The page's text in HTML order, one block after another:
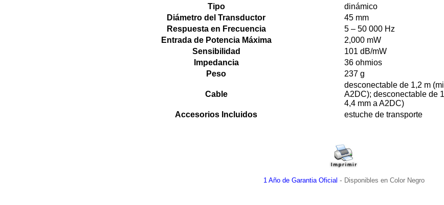
Tipo
dinámico
Diámetro del Transductor
45 mm
Respuesta en Frecuencia
5 – 50 000 Hz
Entrada de Potencia Máxima
2,000 mW
Sensibilidad
101 dB/mW
Impedancia
36 ohmios
Peso
237 g
Cable
desconectable de 1,2 m
A2DC); desconectable de
4,4 mm a A2DC)
Accesorios Incluidos
estuche de transporte
1 Año de Garantia Oficial - Disponibles en Color Negro